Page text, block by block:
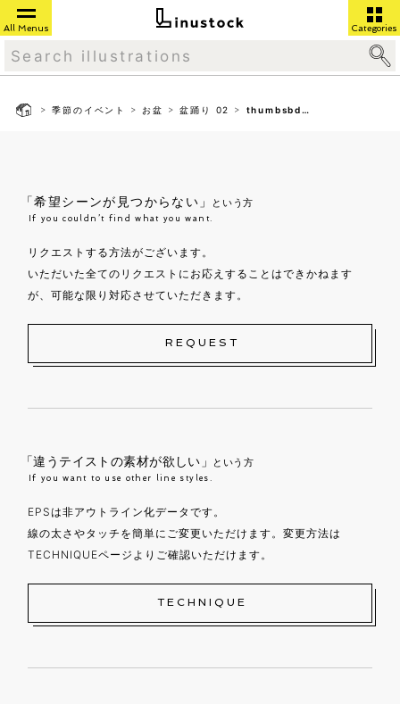
All Menus Categories
>季節のイベント > お盆 >盆踊り 02 > thumbsbd02
「希望シーンが見つからない」 という方
If you couldn’t find what you want.
リクエストする方法がございます。
いただいた全てのリクエストにお応えすることはできかねます
が、可能な限り対応させていただきます。
REQUEST
「違うテイストの素材が欲しい」 という方
If you want to use other line styles.
EPSは非アウトライン化データです。
線の太さやタッチを簡単にご変更いただけます。変更方法は
TECHNIQUEページよりご確認いただけます。
TECHNIQUE